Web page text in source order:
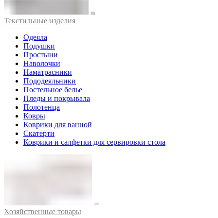
Текстильные изделия
Одеяла
Подушки
Простыни
Наволочки
Наматрасники
Пододеяльники
Постельное белье
Пледы и покрывала
Полотенца
Ковры
Коврики для ванной
Скатерти
Коврики и салфетки для сервировки стола
Хозяйственные товары